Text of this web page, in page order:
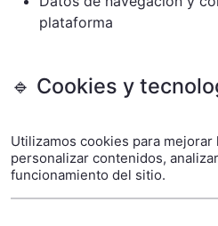
plataforma
🔹 Cookies y
Utilizamos cookies para
personalizar contenidos,
funcionamiento del sitio.